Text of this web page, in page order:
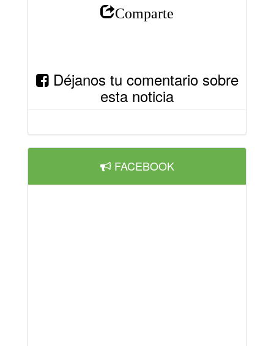
Comparte
Déjanos tu comentario sobre
esta noticia
FACEBOOK